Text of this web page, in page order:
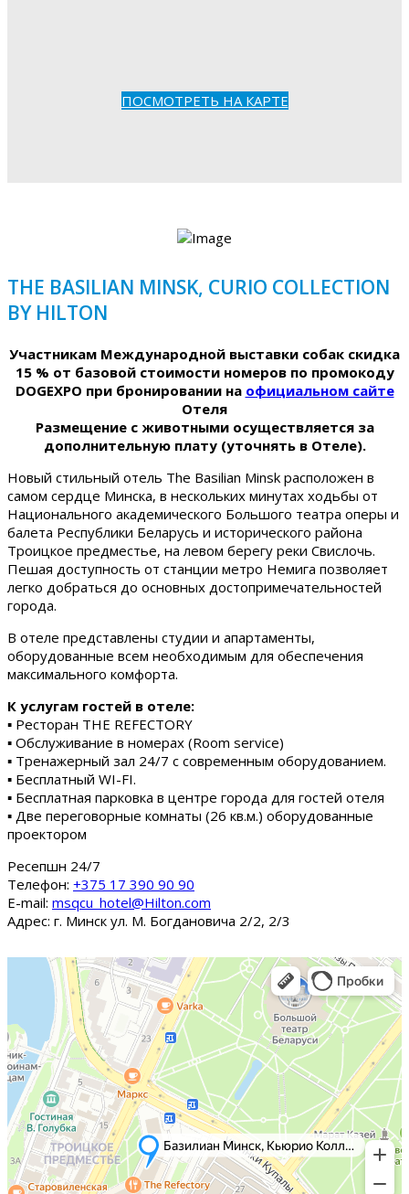
ПОСМОТРЕТЬ НА КАРТЕ
THE BASILIAN MINSK, CURIO COLLECTION
BY HILTON
Участникам Международной выставки собак скидка
15 % от базовой стоимости номеров по промокоду
DOGEXPO при бронировании на официальном сайте
Отеля
Размещение с животными осуществляется за
дополнительную плату (уточнять в Отеле).
Новый стильный отель The Basilian Minsk расположен в
самом сердце Минска, в нескольких минутах ходьбы от
Национального академического Большого театра оперы и
балета Республики Беларусь и исторического района
Троицкое предместье, на левом берегу реки Свислочь.
Пешая доступность от станции метро Немига позволяет
легко добраться до основных достопримечательностей
города.
В отеле представлены студии и апартаменты,
оборудованные всем необходимым для обеспечения
максимального комфорта.
К услугам гостей в отеле:
▪ Ресторан THE REFECTORY
▪ Обслуживание в номерах (Room service)
▪ Тренажерный зал 24/7 с современным оборудованием.
▪ Бесплатный WI-FI.
▪ Бесплатная парковка в центре города для гостей отеля
▪ Две переговорные комнаты (26 кв.м.) оборудованные
проектором
Ресепшн 24/7
Tелефон: +375 17 390 90 90
E-mail: msqcu_hotel@Hilton.com
Адрес: г. Минск ул. М. Богдановича 2/2, 2/3